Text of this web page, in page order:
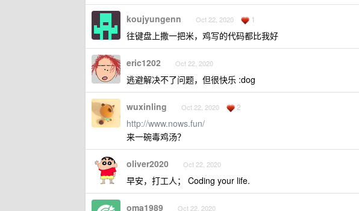
koujyungenn Oct 22, 2020 1
往键盘上撒一把米，鸡写的代码都比我好
eric1202 Oct 22, 2020
逃避解决不了问题，但很快乐 :dog
wuxinling Oct 22, 2020 2
http://www.nows.fun/
来一碗毒鸡汤？
oliver2020 Oct 22, 2020
早安，打工人； Coding your life.
oma1989 Oct 22, 2020